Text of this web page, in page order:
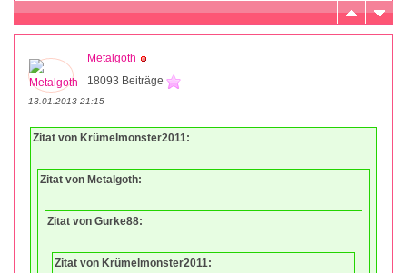
Metalgoth
18093 Beiträge
13.01.2013 21:15
Zitat von Krümelmonster2011:
Zitat von Metalgoth:
Zitat von Gurke88:
Zitat von Krümelmonster2011: